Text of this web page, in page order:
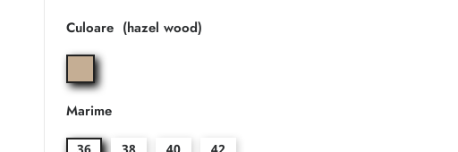
Culoare
hazel
wood
Marime